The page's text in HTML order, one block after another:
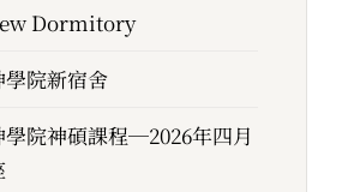
Dormitory
院新宿舍
學院神碩課程─2026年四月